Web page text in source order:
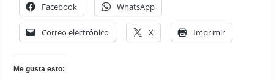
Facebook WhatsApp
Correo electrónico X Imprimir
Me gusta esto: